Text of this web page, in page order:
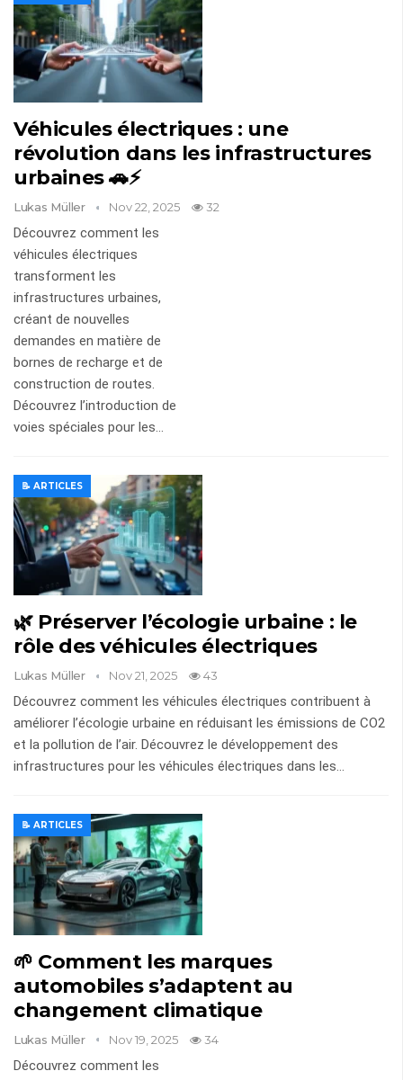
Véhicules électriques : une
révolution dans les infrastructures
urbaines 🚗⚡
Lukas Müller Nov 22, 2025 32
Découvrez comment les
véhicules électriques
transforment les
infrastructures urbaines,
créant de nouvelles
demandes en matière de
bornes de recharge et de
construction de routes.
Découvrez l’introduction de
voies spéciales pour les…
📝 ARTICLES
🌿 Préserver l’écologie urbaine : le
rôle des véhicules électriques
Lukas Müller Nov 21, 2025 43
Découvrez comment les véhicules électriques contribuent à
améliorer l’écologie urbaine en réduisant les émissions de CO2
et la pollution de l’air. Découvrez le développement des
infrastructures pour les véhicules électriques dans les…
📝 ARTICLES
🌱 Comment les marques
automobiles s’adaptent au
changement climatique
Lukas Müller Nov 19, 2025 34
Découvrez comment les